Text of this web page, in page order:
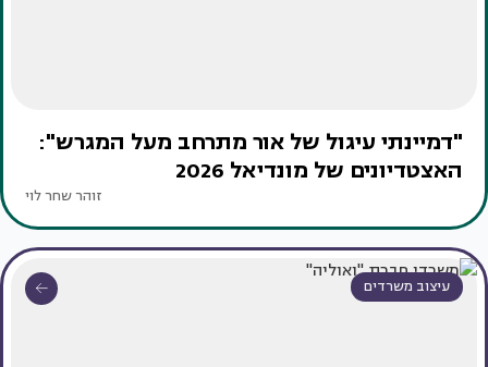
"דמיינתי עיגול של אור מתרחב מעל המגרש":
האצטדיונים של מונדיאל 2026
זוהר שחר לוי
עיצוב משרדים